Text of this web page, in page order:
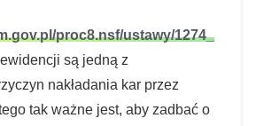
proc8.nsf/ustawy/1274_
są jedną z
nakładania kar przez
tak ważne jest, aby zadbać o